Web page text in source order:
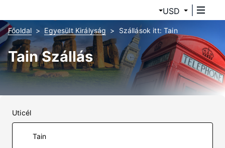
USD
Főoldal Egyesült Királyság Szállások itt: Tain
Tain Szállás
Uticél